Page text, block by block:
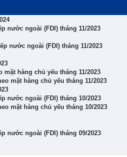
nước ngoài (FDI) tháng 11/2023
nước ngoài (FDI) tháng 11/2023
hàng chủ yếu tháng 11/2023
mặt hàng chủ yếu tháng 11/2023
nước ngoài (FDI) tháng 10/2023
mặt hàng chủ yếu tháng 10/2023
nước ngoài (FDI) tháng 09/2023